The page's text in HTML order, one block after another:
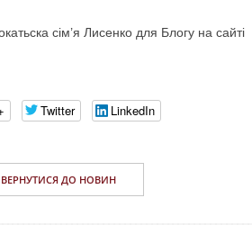
сім’я Лисенко для Блогу на сайті
Twitter LinkedIn
ДО НОВИН